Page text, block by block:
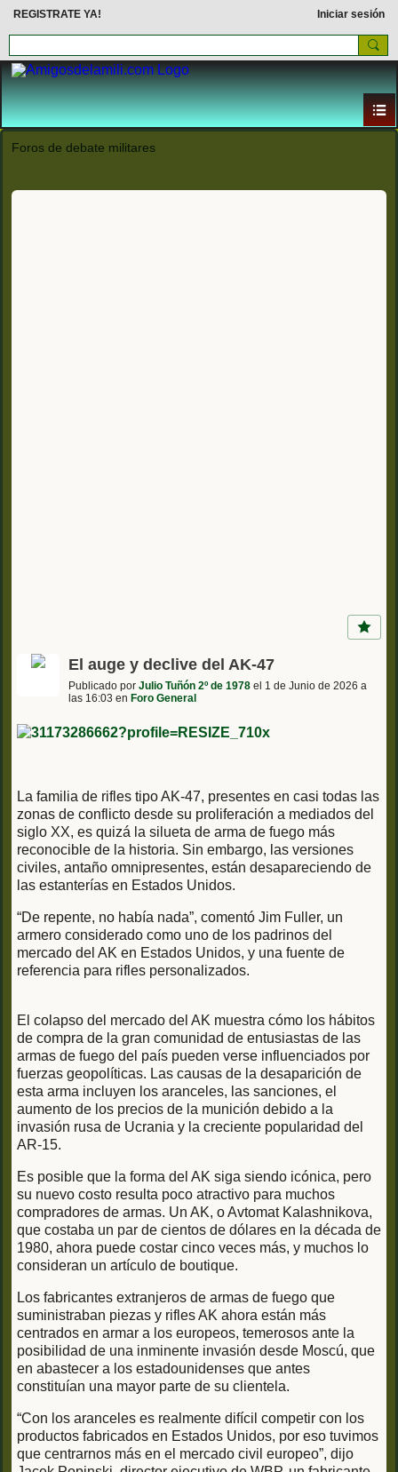
REGISTRATE YA! Iniciar sesión
Foros de debate militares
El auge y declive del AK-47
Publicado por Julio Tuñón 2º de 1978 el 1 de Junio de 2026 a
las 16:03 en Foro General
La familia de rifles tipo AK-47, presentes en casi todas las
zonas de conflicto desde su proliferación a mediados del
siglo XX, es quizá la silueta de arma de fuego más
reconocible de la historia. Sin embargo, las versiones
civiles, antaño omnipresentes, están desapareciendo de
las estanterías en Estados Unidos.
“De repente, no había nada”, comentó Jim Fuller, un
armero considerado como uno de los padrinos del
mercado del AK en Estados Unidos, y una fuente de
referencia para rifles personalizados.
El colapso del mercado del AK muestra cómo los hábitos
de compra de la gran comunidad de entusiastas de las
armas de fuego del país pueden verse influenciados por
fuerzas geopolíticas. Las causas de la desaparición de
esta arma incluyen los aranceles, las sanciones, el
aumento de los precios de la munición debido a la
invasión rusa de Ucrania y la creciente popularidad del
AR-15.
Es posible que la forma del AK siga siendo icónica, pero
su nuevo costo resulta poco atractivo para muchos
compradores de armas. Un AK, o Avtomat Kalashnikova,
que costaba un par de cientos de dólares en la década de
1980, ahora puede costar cinco veces más, y muchos lo
consideran un artículo de boutique.
Los fabricantes extranjeros de armas de fuego que
suministraban piezas y rifles AK ahora están más
centrados en armar a los europeos, temerosos ante la
posibilidad de una inminente invasión desde Moscú, que
en abastecer a los estadounidenses que antes
constituían una mayor parte de su clientela.
“Con los aranceles es realmente difícil competir con los
productos fabricados en Estados Unidos, por eso tuvimos
que centrarnos más en el mercado civil europeo”, dijo